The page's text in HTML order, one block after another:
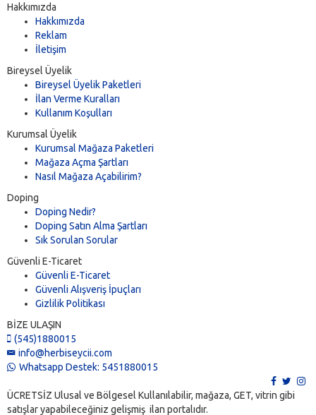
Hakkımızda
Hakkımızda
Reklam
İletişim
Bireysel Üyelik
Bireysel Üyelik Paketleri
İlan Verme Kuralları
Kullanım Koşulları
Kurumsal Üyelik
Kurumsal Mağaza Paketleri
Mağaza Açma Şartları
Nasıl Mağaza Açabilirim?
Doping
Doping Nedir?
Doping Satın Alma Şartları
Sık Sorulan Sorular
Güvenli E-Ticaret
Güvenli E-Ticaret
Güvenli Alışveriş İpuçları
Gizlilik Politikası
BİZE ULAŞIN
(545)1880015
info@herbiseycii.com
Whatsapp Destek: 5451880015
ÜCRETSİZ Ulusal ve Bölgesel Kullanılabilir, mağaza, GET, vitrin gibi
satışlar yapabileceğiniz gelişmiş ilan portalıdır.